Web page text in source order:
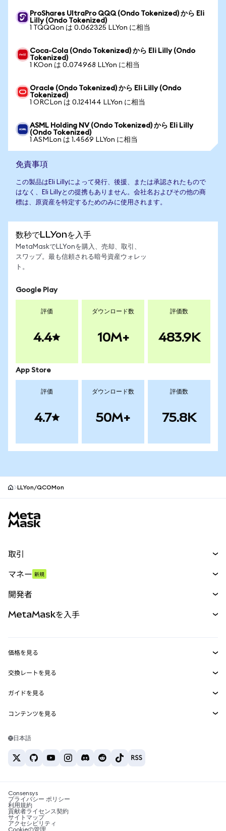
ProShares UltraPro QQQ (Ondo Tokenized) から Eli
Lilly (Ondo Tokenized)
1 TQQQon は 0.062325 LLYon に相当
Coca-Cola (Ondo Tokenized) から Eli Lilly (Ondo
Tokenized)
1 KOon は 0.074968 LLYon に相当
Oracle (Ondo Tokenized) から Eli Lilly (Ondo
Tokenized)
1 ORCLon は 0.124144 LLYon に相当
ASML Holding NV (Ondo Tokenized) から Eli Lilly
(Ondo Tokenized)
1 ASMLon は 1.4569 LLYon に相当
免責事項
この製品はEli Lillyによって発行、後援、または承認されたもので
はなく、Eli Lillyとの提携もありません。会社名およびその他の商
標は、原資産を特定するためのみに使用されます。
数秒でLLYonを入手
MetaMaskでLLYonを購入、売却、取引、
スワップ。最も信頼される暗号資産ウォレッ
ト。
Google Play
評価
4.4
ダウンロード数
10M+
評価数
483.9K
App Store
評価
4.7
ダウンロード数
50M+
評価数
75.8K
LLYon/QCOMon
取引
パーペチュアル
RWA
マネー 新規
開発者
MetaMask Connect
Snaps
Web3サービス
MetaMaskを入手
セキュリティ
サポート
キャリア
お問い合わせ
価格を見る
イーサリアムの価格
Solanaの価格
Tetherの価格
交換レートを見る
ETH→USD
USDT→INR
BTC→INR
ETH→USDT
ガイドを見る
ETHの購入
USDTの購入
SHIBの購入
BNBの購入
コンテンツを見る
Solanaウォレット
税制関連ニュース
暗号資産の購入方法は？
ビットコインを売るには？
日本語
Consensys
プライバシー ポリシー
利用規約
貢献者ライセンス契約
サイトマップ
アクセシビリティ
Cookieの管理